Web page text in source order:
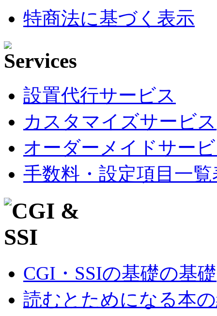
特商法に基づく表示
設置代行サービス
カスタマイズサービス
オーダーメイドサー
手数料・設定項目一覧
CGI・SSIの基礎の基礎
読むとためになる本